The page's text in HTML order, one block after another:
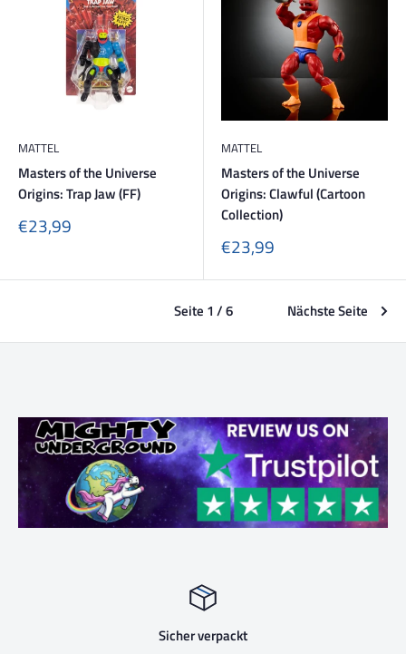
MATTEL
Masters of the Universe
Origins: Trap Jaw (FF)
Sonderpreis
€23,99
MATTEL
Masters of the Universe
Origins: Clawful (Cartoon
Collection)
Sonderpreis
€23,99
Seite 1 / 6 Nächste Seite
Sicher verpackt